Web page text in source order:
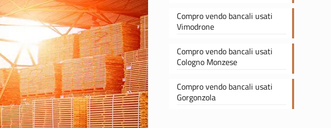
Compro vendo bancali usati
Vimodrone
Compro vendo bancali usati
Cologno Monzese
Compro vendo bancali usati
Gorgonzola